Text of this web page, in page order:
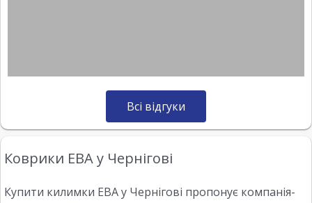
Всі відгуки
Коврики ЕВА у Чернігові
Купити килимки ЕВА у Чернігові пропонує компанія-